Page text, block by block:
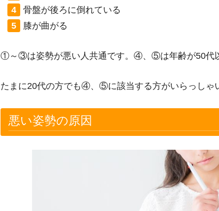
骨盤が後ろに倒れている
膝が曲がる
①～③は姿勢が悪い人共通です。④、⑤は年齢が50代
たまに20代の方でも④、⑤に該当する方がいらっしゃ
悪い姿勢の原因